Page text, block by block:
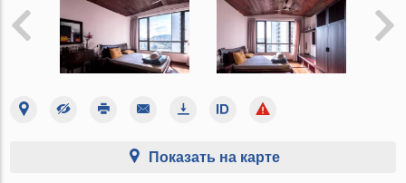
Показать на карте